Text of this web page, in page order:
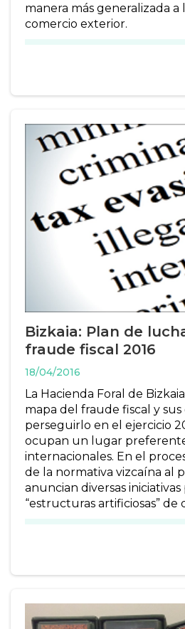
manera más generalizada a
comercio exterior.
Bizkaia: Plan de
fraude fiscal 2016
18/04/2016
La Hacienda Foral de
mapa del fraude fiscal y
perseguirlo en el ejercicio
ocupan un lugar
internacionales. En el
de la normativa vizcaína al
anuncian diversas
“estructuras artificiosas” de